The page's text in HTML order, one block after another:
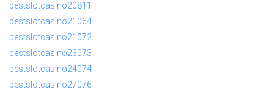
bestslotcasino20811
bestslotcasino21064
bestslotcasino21072
bestslotcasino23073
bestslotcasino24074
bestslotcasino27076